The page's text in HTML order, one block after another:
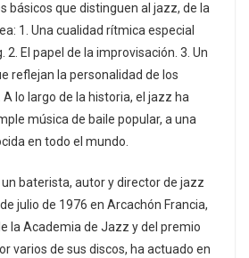
básicos que distinguen al jazz, de la
1. Una cualidad rítmica especial
2. El papel de la improvisación. 3. Un
reflejan la personalidad de los
lo largo de la historia, el jazz ha
música de baile popular, a una
en todo el mundo.
baterista, autor y director de jazz
julio de 1976 en Arcachón Francia,
la Academia de Jazz y del premio
varios de sus discos, ha actuado en